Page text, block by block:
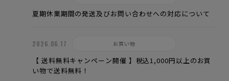
夏期休業期間の発送及びお問い合わせへの対応について
2026.06.17 お買い物
【 送料無料キャンペーン開催 】税込1,000円以上のお買
い物で送料無料！